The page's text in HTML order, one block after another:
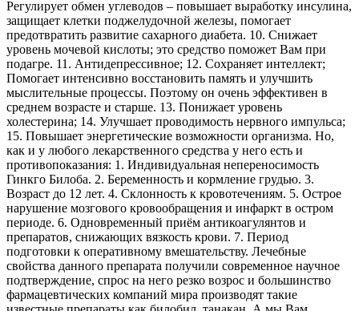
Регулирует обмен углеводов – повышает выработку инсулина,
защищает клетки поджелудочной железы, помогает
предотвратить развитие сахарного диабета. 10. Снижает
уровень мочевой кислоты; это средство поможет Вам при
подагре. 11. Антидепрессивное; 12. Сохраняет интеллект;
Помогает интенсивно восстановить память и улучшить
мыслительные процессы. Поэтому он очень эффективен в
среднем возрасте и старше. 13. Понижает уровень
холестерина; 14. Улучшает проводимость нервного импульса;
15. Повышает энергетические возможности организма. Но,
как и у любого лекарственного средства у него есть и
противопоказания: 1. Индивидуальная непереносимость
Гинкго Билоба. 2. Беременность и кормление грудью. 3.
Возраст до 12 лет. 4. Склонность к кровотечениям. 5. Острое
нарушение мозгового кровообращения и инфаркт в остром
периоде. 6. Одновременный приём антикоагулянтов и
препаратов, снижающих вязкость крови. 7. Период
подготовки к оперативному вмешательству. Лечебные
свойства данного препарата получили современное научное
подтверждение, спрос на него резко возрос и большинство
фармацевтических компаний мира производят такие